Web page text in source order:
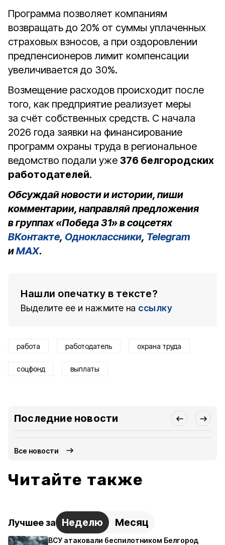
Программа позволяет компаниям
возвращать до 20% от суммы уплаченных
страховых взносов, а при оздоровлении
предпенсионеров лимит компенсации
увеличивается до 30%.
Возмещение расходов происходит после
того, как предприятие реализует меры
за счёт собственных средств. С начала
2026 года заявки на финансирование
программ охраны труда в региональное
ведомство подали уже 376 белгородских
работодателей.
Обсуждай новости и истории, пиши
комментарии, направляй предложения
в группах «Победа 31» в соцсетях
ВКонтакте, Одноклассники, Telegram
иMAX.
Нашли опечатку в тексте?
Выделите ее и нажмите на ссылку
работа работодатель охрана труда
соцфонд выплаты
Последние новости
Все новости
Читайте также
Лучшее за Неделю Месяц
ВСУ атаковали беспилотником Белгород